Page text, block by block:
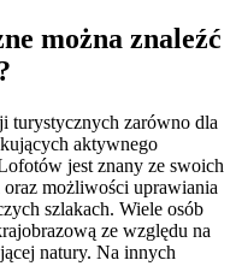
można znaleźć
turystycznych zarówno dla
aktywnego
jest znany ze swoich
możliwości uprawiania
szlakach. Wiele osób
ze względu na
natury. Na innych